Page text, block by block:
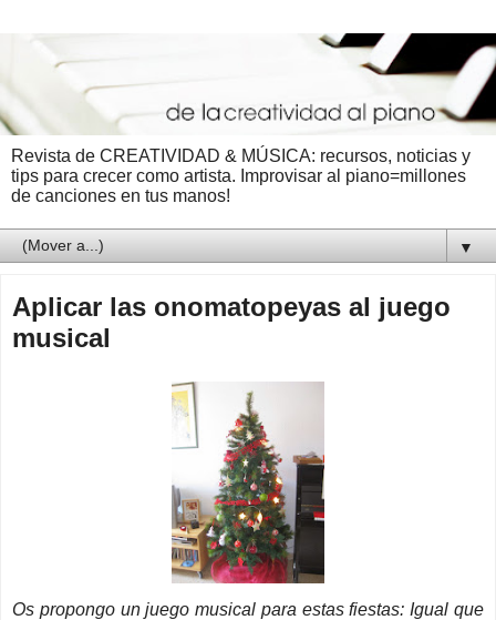
Revista de CREATIVIDAD & MÚSICA: recursos, noticias y
tips para crecer como artista. Improvisar al piano=millones
de canciones en tus manos!
▼
Aplicar las onomatopeyas al juego
musical
Os propongo un juego musical para estas fiestas: Igual que